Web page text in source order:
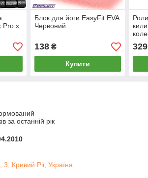
Pro з
Блок для йоги EasyFit EVA
Червоний
138₴
Купити
329
за останній рік
Кривий Ріг, Україна